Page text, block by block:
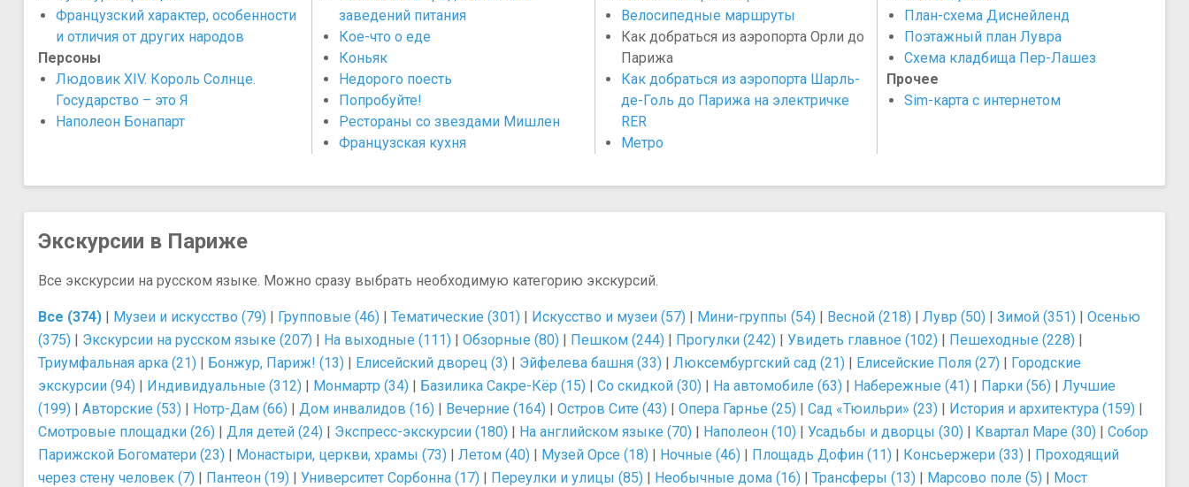
Французский характер, особенности
и отличия от других народов
Персоны
Людовик XIV. Король Солнце.
Государство – это Я
Наполеон Бонапарт
заведений питания
Кое-что о еде
Коньяк
Недорого поесть
Попробуйте!
Рестораны со звездами Мишлен
Французская кухня
Велосипедные маршруты
Как добраться из аэропорта Орли до
Парижа
Как добраться из аэропорта Шарль-
де-Голь до Парижа на электричке
RER
Метро
План-схема Диснейленд
Поэтажный план Лувра
Схема кладбища Пер-Лашез
Прочее
Sim-карта с интернетом
Экскурсии в Париже
Все экскурсии на русском языке. Можно сразу выбрать необходимую категорию экскурсий.
Все (374) | Музеи и искусство (79) | Групповые (46) | Тематические (301) | Искусство и музеи (57) | Мини-группы (54) | Весной (218) | Лувр (50) | Зимой (351) | Осенью
(375) | Экскурсии на русском языке (207) | На выходные (111) | Обзорные (80) | Пешком (244) | Прогулки (242) | Увидеть главное (102) | Пешеходные (228) |
Триумфальная арка (21) | Бонжур, Париж! (13) | Елисейский дворец (3) | Эйфелева башня (33) | Люксембургский сад (21) | Елисейские Поля (27) | Городские
экскурсии (94) | Индивидуальные (312) | Монмартр (34) | Базилика Сакре-Кёр (15) | Со скидкой (30) | На автомобиле (63) | Набережные (41) | Парки (56) | Лучшие
(199) | Авторские (53) | Нотр-Дам (66) | Дом инвалидов (16) | Вечерние (164) | Остров Сите (43) | Опера Гарнье (25) | Сад «Тюильри» (23) | История и архитектура (159) |
Смотровые площадки (26) | Для детей (24) | Экспресс-экскурсии (180) | На английском языке (70) | Наполеон (10) | Усадьбы и дворцы (30) | Квартал Маре (30) | Собор
Парижской Богоматери (23) | Монастыри, церкви, храмы (73) | Летом (40) | Музей Орсе (18) | Ночные (46) | Площадь Дофин (11) | Консьержери (33) | Проходящий
через стену человек (7) | Пантеон (19) | Университет Сорбонна (17) | Переулки и улицы (85) | Необычные дома (16) | Трансферы (13) | Марсово поле (5) | Мост